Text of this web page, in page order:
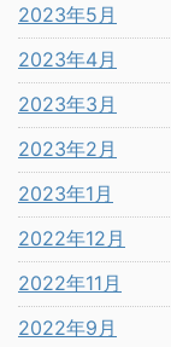
2023年5月
2023年4月
2023年3月
2023年2月
2023年1月
2022年12月
2022年11月
2022年9月